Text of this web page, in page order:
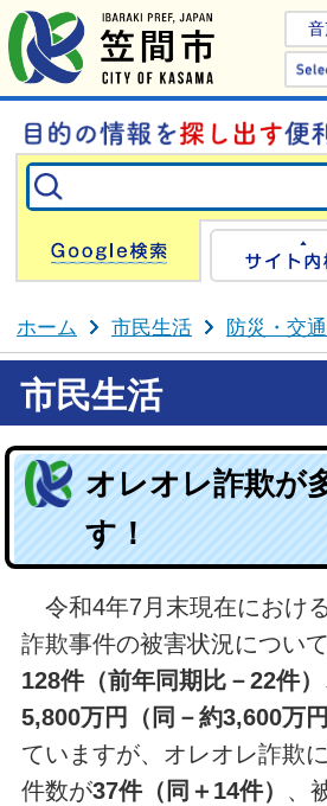
Google検
ホーム 市民生活 防災・交
市民生活
オレオレ詐欺が
す！
令和4年7月末現在におけ
詐欺事件の被害状況につい
128件（前年同期比－22件）
5,800万円（同－約3,600万円
ていますが、オレオレ詐欺
件数が37件（同＋14件） 、